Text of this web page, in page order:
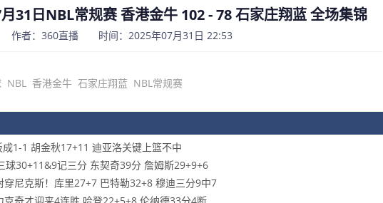
31日NBL常规赛 香港金牛 102 - 78 石家庄翔蓝 全场集锦
作者：360直播 时间：2025年07月31日 22:53
NBL 香港金牛 石家庄翔蓝 NBL常规赛
1-1 胡金秋17+11 迪亚洛关键上篮不中
30+11&9记三分 东契奇39分 詹姆斯29+9+6
尼克斯！库里27+7 巴特勒32+8 穆迪三分9中7